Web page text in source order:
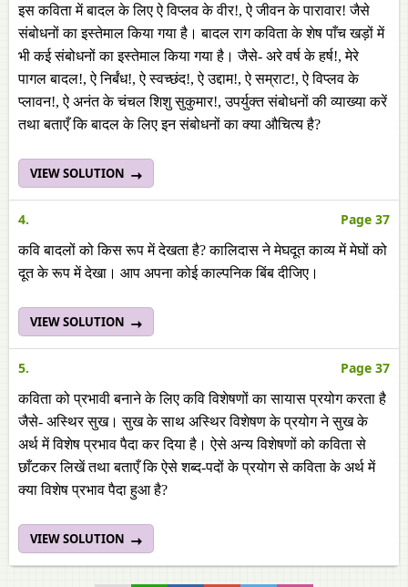
इस कविता में बादल के लिए ऐ विप्लव के वीर!, ऐ जीवन के पारावार! जैसे
संबोधनों का इस्तेमाल किया गया है। बादल राग कविता के शेष पाँच खड़ों में
भी कई संबोधनों का इस्तेमाल किया गया है। जैसे- अरे वर्ष के हर्ष!, मेरे
पागल बादल!, ऐ निर्बंध!, ऐ स्वच्छंद!, ऐ उद्दाम!, ऐ सम्राट!, ऐ विप्लव के
प्लावन!, ऐ अनंत के चंचल शिशु सुकुमार!, उपर्युक्त संबोधनों की व्याख्या करें
तथा बताएँ कि बादल के लिए इन संबोधनों का क्या औचित्य है?
VIEW SOLUTION
4. Page 37
कवि बादलों को किस रूप में देखता है? कालिदास ने मेघदूत काव्य में मेघों को
दूत के रूप में देखा। आप अपना कोई काल्पनिक बिंब दीजिए।
VIEW SOLUTION
5. Page 37
कविता को प्रभावी बनाने के लिए कवि विशेषणों का सायास प्रयोग करता है
जैसे- अस्थिर सुख। सुख के साथ अस्थिर विशेषण के प्रयोग ने सुख के
अर्थ में विशेष प्रभाव पैदा कर दिया है। ऐसे अन्य विशेषणों को कविता से
छाँटकर लिखें तथा बताएँ कि ऐसे शब्द-पदों के प्रयोग से कविता के अर्थ में
क्या विशेष प्रभाव पैदा हुआ है?
VIEW SOLUTION